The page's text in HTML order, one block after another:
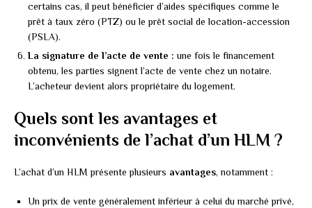
certains cas, il peut bénéficier d’aides spécifiques comme le
prêt à taux zéro (PTZ) ou le prêt social de location-accession
(PSLA).
La signature de l’acte de vente : une fois le financement
obtenu, les parties signent l’acte de vente chez un notaire.
L’acheteur devient alors propriétaire du logement.
Quels sont les avantages et
inconvénients de l’achat d’un HLM ?
L’achat d’un HLM présente plusieurs avantages, notamment :
Un prix de vente généralement inférieur à celui du marché privé,